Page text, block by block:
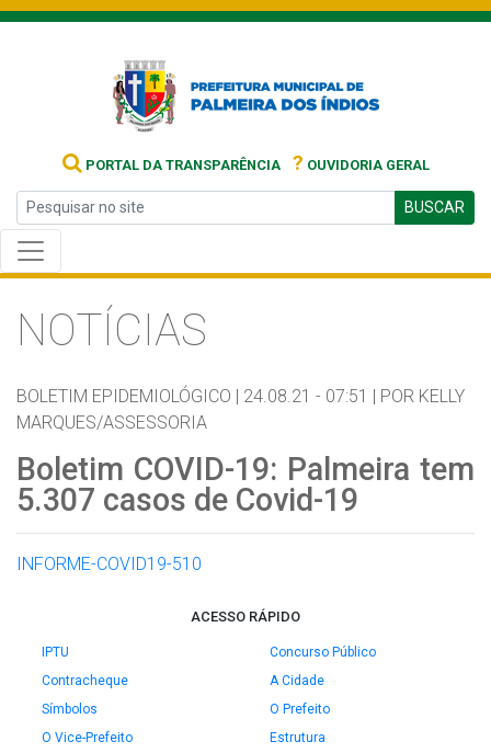
PORTAL DA TRANSPARÊNCIA ? OUVIDORIA GERAL
BUSCAR
NOTÍCIAS
BOLETIM EPIDEMIOLÓGICO | 24.08.21 - 07:51 | POR KELLY
MARQUES/ASSESSORIA
Boletim COVID-19: Palmeira tem
5.307 casos de Covid-19
INFORME-COVID19-510
ACESSO RÁPIDO
IPTU
Concurso Público
Contracheque
A Cidade
Símbolos
O Prefeito
O Vice-Prefeito
Estrutura